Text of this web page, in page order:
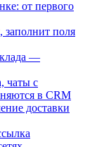
от первого
заполнит поля
—
чаты с
в CRM
доставки